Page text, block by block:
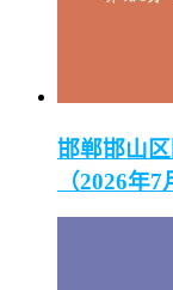
邯郸邯山
（2026年7